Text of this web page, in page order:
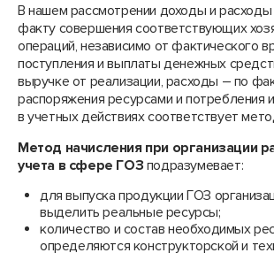
В нашем рассмотрении доходы и расходы
факту совершения соответствующих
операций, независимо от фактического
поступления и выплаты денежных
выручке от реализации, расходы – по
распоряжения ресурсами и потребления
в учетных действиях соответствует
Метод начисления при организации
учета в сфере ГОЗ подразумевает:
для выпуска продукции ГОЗ
выделить реальные ресурсы;
количество и состав необходимых
определяются конструкторской и